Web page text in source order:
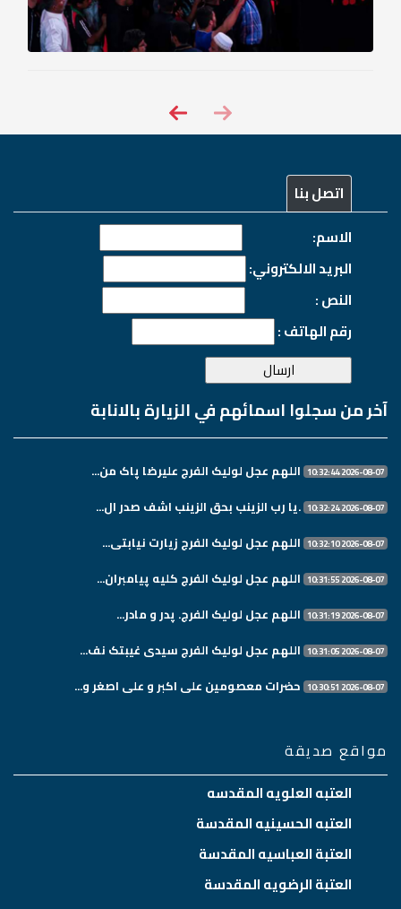
اتصل بنا
الاسم:
البريد الالكتروني:
النص :
رقم الهاتف :
آخر من سجلوا اسمائهم في الزيارة بالانابة
2026-08-07 10:32:44 اللهم عجل لولیک الفرج علیرضا پاک من...
2026-08-07 10:32:24 .یا رب الزینب بحق الزینب اشف صدر ال...
2026-08-07 10:32:10 اللهم عجل لولیک الفرج زیارت نیابتی...
2026-08-07 10:31:55 اللهم عجل لولیک الفرج کلیه پیامبران...
2026-08-07 10:31:19 اللهم عجل لولیک الفرج. پدر و مادر...
2026-08-07 10:31:05 اللهم عجل لولیک الفرج سیدی غیبتک نف...
2026-08-07 10:30:51 حضرات معصومین علی اکبر و علی اصغر و...
مواقع صديقة
العتبه العلويه المقدسه
العتبه الحسينيه المقدسة
العتبة العباسيه المقدسة
العتبة الرضويه المقدسة